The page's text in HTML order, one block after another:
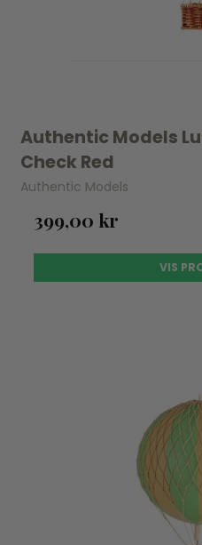
Authentic Models
Check Red
Authentic Models
399,00 kr
VIS